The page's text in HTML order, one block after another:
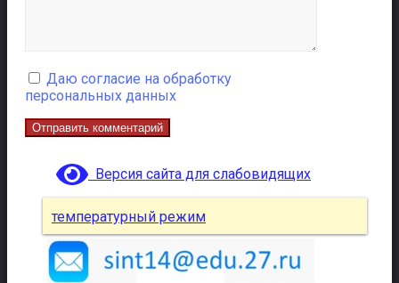
Даю согласие на обработку
персональных данных
Версия сайта для слабовидящих
температурный режим